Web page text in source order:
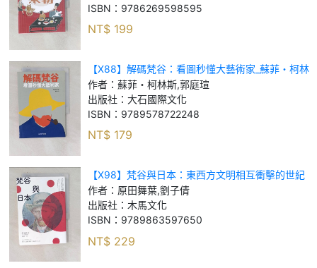
ISBN： 9786269598595
NT$ 199
【X88】解碼梵谷：看圖秒懂大藝術家_蘇菲・柯林
斯, 郭庭瑄
作者： 蘇菲・柯林斯,郭庭瑄
出版社： 大石國際文化
ISBN： 9789578722248
NT$ 179
【X98】梵谷與日本：東西方文明相互衝擊的世紀
之交，一位偉大藝術家的日本足跡_原田舞葉, 劉子
倩
作者： 原田舞葉,劉子倩
出版社： 木馬文化
ISBN： 9789863597650
NT$ 229